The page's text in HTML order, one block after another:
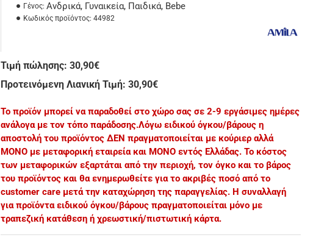
Γένος: Ανδρικά, Γυναικεία, Παιδικά, Bebe
Κωδικός προϊόντος: 44982
Τιμή πώλησης:30,90€
Προτεινόμενη Λιανική Τιμή: 30,90€
Το προϊόν μπορεί να παραδοθεί στο χώρο σας σε 2-9 εργάσιμες ημέρες
ανάλογα με τον τόπο παράδοσης.Λόγω ειδικού όγκου/βάρους η
αποστολή του προϊόντος ΔΕΝ πραγματοποιείται με κούριερ αλλά
ΜΟΝΟ με μεταφορική εταιρεία και ΜΟΝΟ εντός Ελλάδας. Το κόστος
των μεταφορικών εξαρτάται από την περιοχή, τον όγκο και το βάρος
του προϊόντος και θα ενημερωθείτε για το ακριβές ποσό από το
customer care μετά την καταχώρηση της παραγγελίας. Η συναλλαγή
για προϊόντα ειδικού όγκου/βάρους πραγματοποιείται μόνο με
τραπεζική κατάθεση ή χρεωστική/πιστωτική κάρτα.